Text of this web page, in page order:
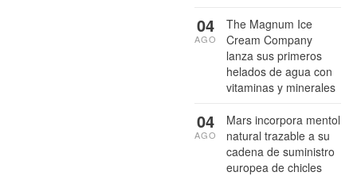
The Magnum Ice
Cream Company
lanza sus primeros
helados de agua con
vitaminas y minerales
04
AGO
Mars incorpora mentol
natural trazable a su
cadena de suministro
europea de chicles
04
AGO